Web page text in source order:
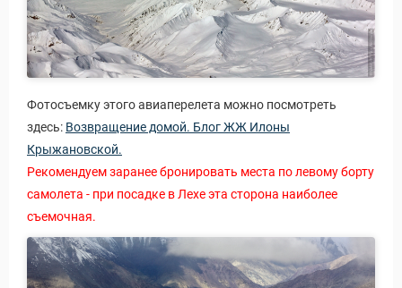
Фотосъемку этого авиаперелета можно посмотреть
здесь: Возвращение домой. Блог ЖЖ Илоны
Крыжановской.
Рекомендуем заранее бронировать места по левому борту
самолета - при посадке в Лехе эта сторона наиболее
съемочная.